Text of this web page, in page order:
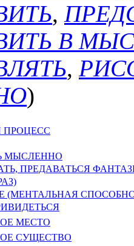
,
В
,
)
МЫСЛЕННО
ПРЕДАВАТЬСЯ
(МЕНТАЛЬНАЯ
МЕСТО
СУЩЕСТВО